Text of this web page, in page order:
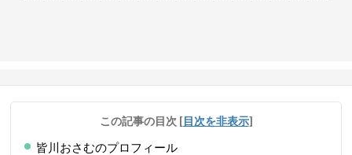
この記事の目次 [目次を非表示]
皆川おさむのプロフィール